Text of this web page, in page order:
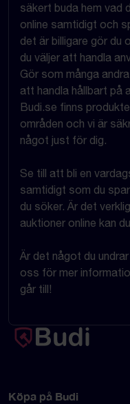
säkert buda hem vad
online samtidigt och
det är billigare gör du
du väljer att handla
Gör som många
att handla hållbart på
Budi.se finns
områden och vi är
något just för dig.
Se till att bli en
samtidigt som du
du söker. Är det
auktioner online kan
Är det något du
oss för mer
går till!
Köpa på Budi